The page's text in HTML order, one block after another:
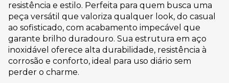
resistência e estilo. Perfeita para quem busca uma
peça versátil que valoriza qualquer look, do casual
ao sofisticado, com acabamento impecável que
garante brilho duradouro. Sua estrutura em aço
inoxidável oferece alta durabilidade, resistência à
corrosão e conforto, ideal para uso diário sem
perder o charme.